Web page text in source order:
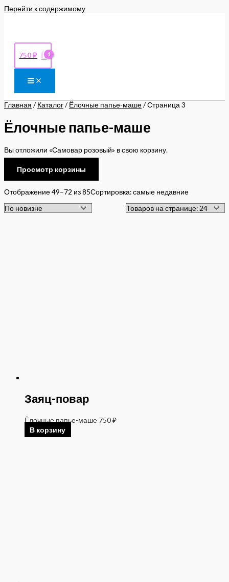
Перейти к содержимому
750₽
Главная / Каталог/ Ёлочные папье-маше/ Страница 3
Ёлочные папье-маше
Вы отложили «Самовар розовый» в свою корзину.
Просмотр корзины
Отображение 49–72 из 85Сортировка: самые недавние
Заяц-повар
Ёлочные папье-маше 750₽
В корзину